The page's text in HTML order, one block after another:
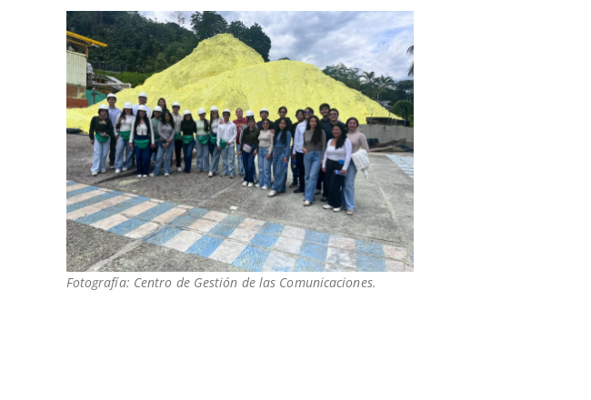
Fotografía: Centro de Gestión de las Comunicaciones.